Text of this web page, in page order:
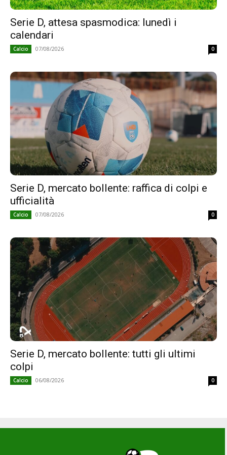
Serie D, attesa spasmodica: lunedì i
calendari
Calcio 07/08/2026 0
Serie D, mercato bollente: raffica di colpi e
ufficialità
Calcio 07/08/2026 0
Serie D, mercato bollente: tutti gli ultimi
colpi
Calcio 06/08/2026 0